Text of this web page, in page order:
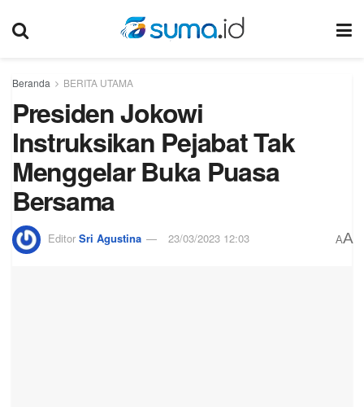
Beranda BERITA UTAMA
Presiden Jokowi
Instruksikan Pejabat Tak
Menggelar Buka Puasa
Bersama
Editor Sri Agustina 23/03/2023 12:03 AA